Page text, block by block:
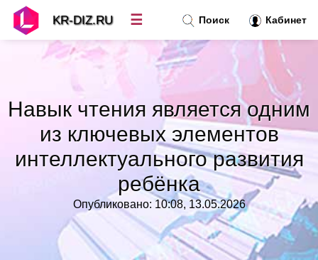
Навык чтения является одним
из ключевых элементов
интеллектуального развития
ребёнка
Опубликовано: 10:08, 13.05.2026
Поиск Кабинет
KR-DIZ.RU ☰
Топ новостей »
Рубрики»
»
Контакт